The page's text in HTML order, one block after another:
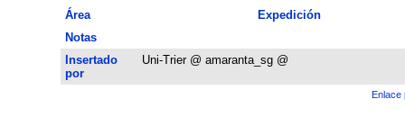
Área
Expedición
Notas
Insertado
por
Uni-Trier @ amaranta_sg @
Enlace